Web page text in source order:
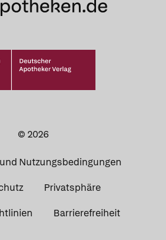
© 2026
Nutzungsbedingungen
Privatsphäre
Barrierefreiheit